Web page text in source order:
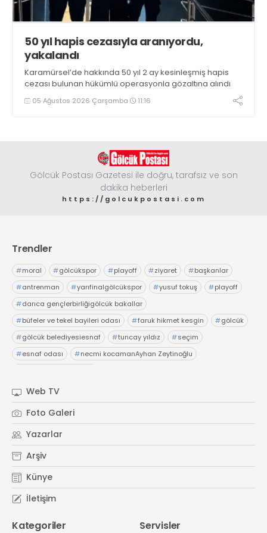
50 yıl hapis cezasıyla aranıyordu,
yakalandı
Karamürsel’de hakkında 50 yıl 2 ay kesinleşmiş hapis
cezası bulunan hükümlü operasyonla gözaltına alındı
05 Ağustos 2026 Çarşamba 11:16
Gölcük Postası Gazetesi ile doğru, tarafsız ve son
dakika heberleri
https://golcukpostasi.com
Trendler
#moral #gölcükspor #playoff #ziyaret #başkanlar
#antrenman #yarıfinalgölcükspor #yusuf tokuş #playoff
#darıca gençlerbirliğigölcük bakallar
#büfeler ve tekel bayileri odası #faruk hikmet kesgin #gölcük
#gölcük belediyesiesnaf #tuncay yıldız #seçim
#esnaf odası #necmi kocamanAyhan Zeytinoğlu
Web TV
Foto Galeri
Yazarlar
Arşiv
Künye
İletişim
Kategoriler Servisler